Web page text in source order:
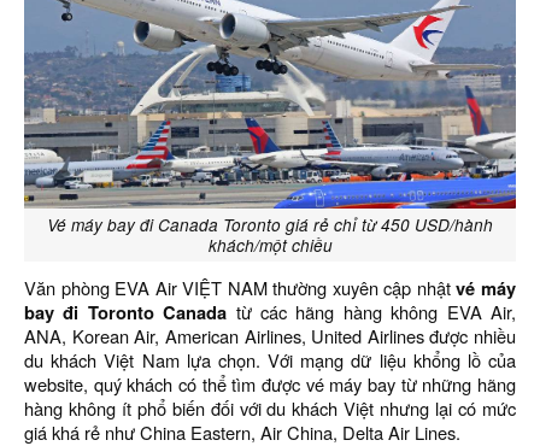
Vé máy bay đi Canada Toronto giá rẻ chỉ từ 450 USD/hành
khách/một chiều
Văn phòng EVA Air VIỆT NAM thường xuyên cập nhậtvé máy
bay đi Toronto Canada từ các hãng hàng không EVA Air,
ANA, Korean Air, American Airlines, United Airlines được nhiều
du khách Việt Nam lựa chọn. Với mạng dữ liệu khổng lồ của
website, quý khách có thể tìm được vé máy bay từ những hãng
hàng không ít phổ biến đối với du khách Việt nhưng lại có mức
giá khá rẻ như China Eastern, Air China, Delta Air Lines.